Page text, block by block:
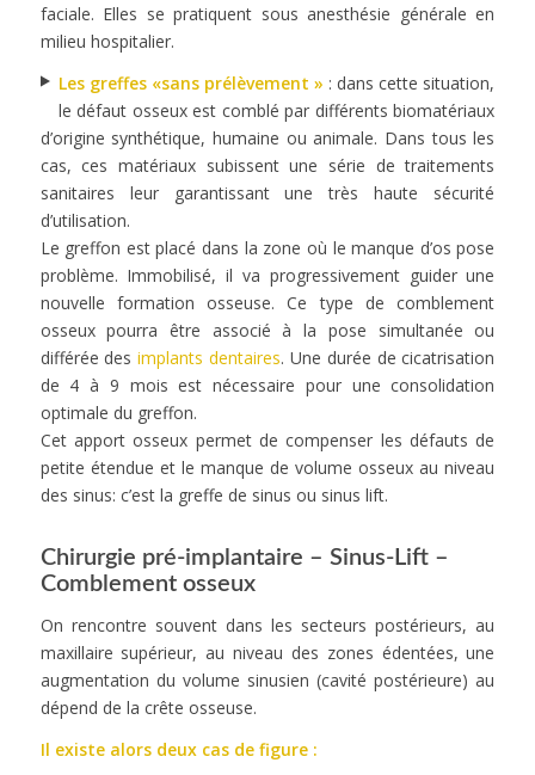
faciale. Elles se pratiquent sous anesthésie générale en
milieu hospitalier.
Les greffes «sans prélèvement » : dans cette situation,
le défaut osseux est comblé par différents biomatériaux
d’origine synthétique, humaine ou animale. Dans tous les
cas, ces matériaux subissent une série de traitements
sanitaires leur garantissant une très haute sécurité
d’utilisation.
Le greffon est placé dans la zone où le manque d’os pose
problème. Immobilisé, il va progressivement guider une
nouvelle formation osseuse. Ce type de comblement
osseux pourra être associé à la pose simultanée ou
différée desimplants dentaires. Une durée de cicatrisation
de 4 à 9 mois est nécessaire pour une consolidation
optimale du greffon.
Cet apport osseux permet de compenser les défauts de
petite étendue et le manque de volume osseux au niveau
des sinus: c’est la greffe de sinus ou sinus lift.
Chirurgie pré-implantaire – Sinus-Lift –
Comblement osseux
On rencontre souvent dans les secteurs postérieurs, au
maxillaire supérieur, au niveau des zones édentées, une
augmentation du volume sinusien (cavité postérieure) au
dépend de la crête osseuse.
Il existe alors deux cas de figure :